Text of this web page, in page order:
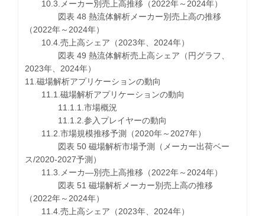
10.3.メーカー別売上高推移（2022年～2024年）
図表 48 熱流体解析メーカー別売上高の推移
（2022年～2024年）
10.4.売上高シェア（2023年、2024年）
図表 49 熱流体解析売上高シェア（円グラフ、
2023年、2024年）
11.磁場解析アプリケーションの動向
11.1.磁場解析アプリケーションの動向
11.1.1.市場概況
11.1.2.参入プレイヤーの動向
11.2.市場規模推移予測（2020年～2027年）
図表 50 磁場解析市場予測（メーカー出荷ベー
ス/2020-2027予測）
11.3.メーカ―別売上高推移（2022年～2024年）
図表 51 磁場解析メーカー別売上高の推移
（2022年～2024年）
11.4.売上高シェア（2023年、2024年）